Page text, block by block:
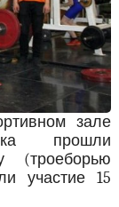
зале
прошли
(троеборью
участие 15